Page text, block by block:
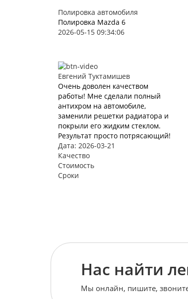
Полировка автомобиля
Полировка Mazda 6
2026-05-15 09:34:06
Евгений Туктамишев
Очень доволен качеством
работы! Мне сделали полный
антихром на автомобиле,
заменили решетки радиатора и
покрыли его жидким стеклом.
Результат просто потрясающий!
Дата: 2026-03-21
Качество
Стоимость
Сроки
Нас найти
Мы онлайн, пишите,